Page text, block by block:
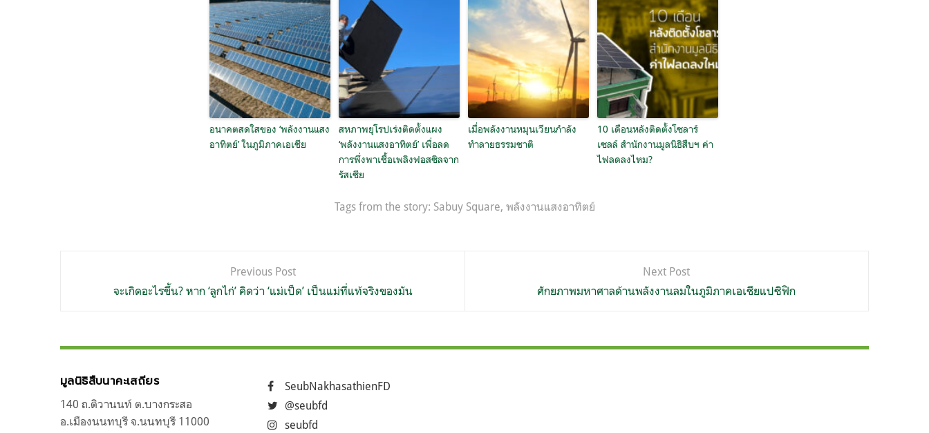
อนาคตสดใสของ ‘พลังงานแสง
อาทิตย์’ ในภูมิภาคเอเชีย
สหภาพยุโรปเร่งติดตั้งแผง
‘พลังงานแสงอาทิตย์’ เพื่อลด
การพึ่งพาเชื้อเพลิงฟอสซิลจาก
รัสเซีย
เมื่อพลังงานหมุนเวียนกำลัง
ทำลายธรรมชาติ
10 เดือนหลังติดตั้งโซลาร์
เซลล์ สำนักงานมูลนิธิสืบฯ ค่า
ไฟลดลงไหม?
Tags from the story: Sabuy Square, พลังงานแสงอาทิตย์
Previous Post
จะเกิดอะไรขึ้น? หาก ‘ลูกไก่’ คิดว่า ‘แม่เป็ด’ เป็นแม่ที่แท้จริงของมัน
Next Post
ศักยภาพมหาศาลด้านพลังงานลมในภูมิภาคเอเชียแปซิฟิก
มูลนิธิสืบนาคะเสถียร
140 ถ.ติวานนท์ ต.บางกระสอ
อ.เมืองนนทบุรี จ.นนทบุรี 11000
SeubNakhasathienFD
@seubfd
seubfd